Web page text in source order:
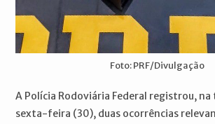
Foto: PRF/Divulgação
A Polícia Rodoviária Federal registrou,
sexta-feira (30), duas ocorrências